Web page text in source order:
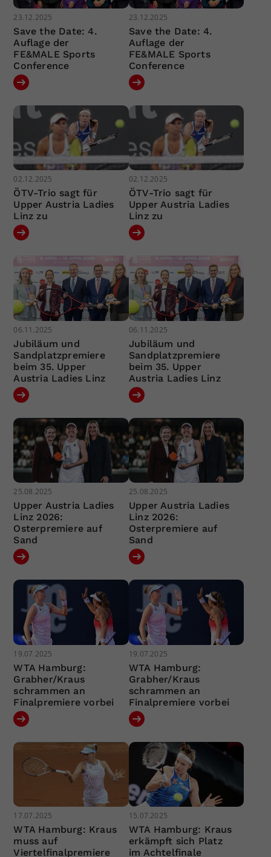
23.12.2025
Save the Date: 4.
Auflage der
FE&MALE Sports
Conference
23.12.2025
Save the Date: 4.
Auflage der
FE&MALE Sports
Conference
02.12.2025
ÖTV-Trio sagt für
Upper Austria Ladies
Linz zu
02.12.2025
ÖTV-Trio sagt für
Upper Austria Ladies
Linz zu
06.11.2025
Jubiläum und
Sandplatzpremiere
beim 35. Upper
Austria Ladies Linz
06.11.2025
Jubiläum und
Sandplatzpremiere
beim 35. Upper
Austria Ladies Linz
25.08.2025
Upper Austria Ladies
Linz 2026:
Osterpremiere auf
Sand
25.08.2025
Upper Austria Ladies
Linz 2026:
Osterpremiere auf
Sand
19.07.2025
WTA Hamburg:
Grabher/Kraus
schrammen an
Finalpremiere vorbei
19.07.2025
WTA Hamburg:
Grabher/Kraus
schrammen an
Finalpremiere vorbei
17.07.2025
WTA Hamburg: Kraus
muss auf
Viertelfinalpremiere
15.07.2025
WTA Hamburg: Kraus
erkämpft sich Platz
im Achtelfinale